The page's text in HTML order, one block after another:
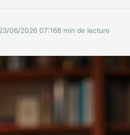
06/2026 07:168 min de lecture